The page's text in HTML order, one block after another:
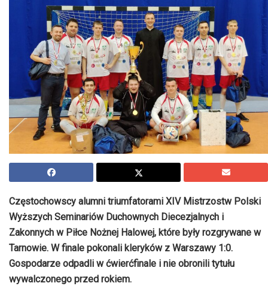
Częstochowscy alumni triumfatorami XIV Mistrzostw Polski
Wyższych Seminariów Duchownych Diecezjalnych i
Zakonnych w Piłce Nożnej Halowej, które były rozgrywane w
Tarnowie. W finale pokonali kleryków z Warszawy 1:0.
Gospodarze odpadli w ćwierćfinale i nie obronili tytułu
wywalczonego przed rokiem.